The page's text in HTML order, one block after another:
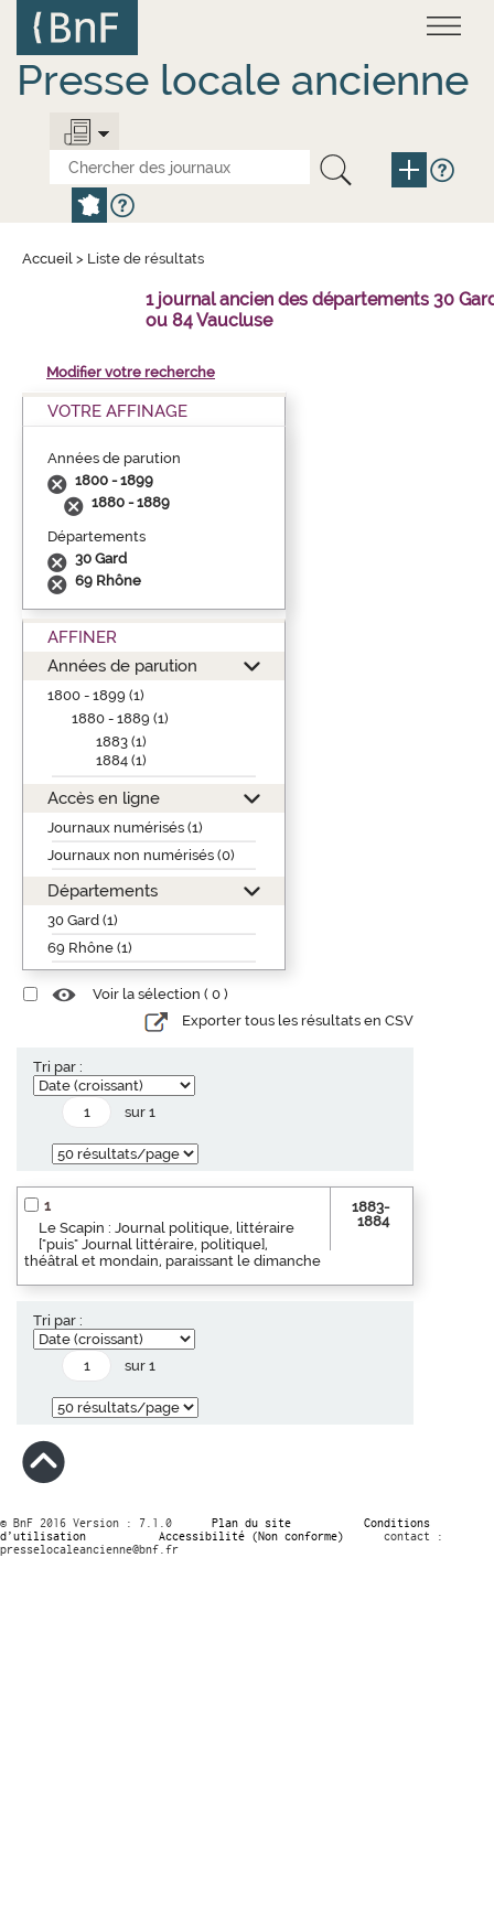
contenu
principal
Presse locale ancienne
Accueil > Liste de résultats
1 journal ancien des départements 30
ou 84 Vaucluse
Modifier votre recherche
VOTRE AFFINAGE
Années de parution
1800 - 1899
1880 - 1889
Départements
30 Gard
69 Rhône
AFFINER
Années de parution
1800 - 1899 (1)
1880 - 1889 (1)
1883 (1)
1884 (1)
Accès en ligne
Journaux numérisés (1)
Journaux non numérisés (0)
Départements
30 Gard (1)
69 Rhône (1)
Voir la sélection ( 0 )
Exporter tous les résultats en CSV
Tri par :
sur 1
1
Le Scapin : Journal politique, littéraire
["puis" Journal littéraire, politique],
théâtral et mondain, paraissant le dimanche
1883-
1884
Tri par :
sur 1
© BnF 2016 Version : 7.1.0 Plan du site
Conditions
d’utilisation
Accessibilité (Non conforme)
contact :
presselocaleancienne@bnf.fr
Panneau de gestion des cookies